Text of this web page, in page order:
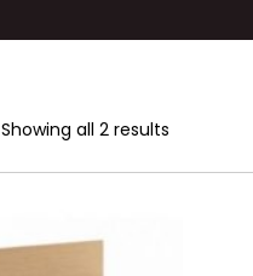
Showing all 2 results